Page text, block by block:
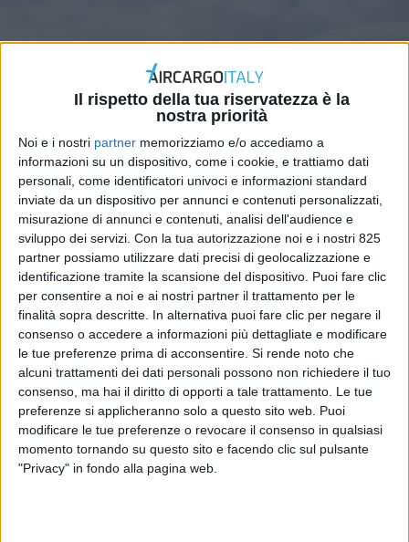
Il rispetto della tua riservatezza è la
nostra priorità
Noi e i nostri partner memorizziamo e/o accediamo a
informazioni su un dispositivo, come i cookie, e trattiamo dati
personali, come identificatori univoci e informazioni standard
inviate da un dispositivo per annunci e contenuti personalizzati,
misurazione di annunci e contenuti, analisi dell'audience e
sviluppo dei servizi. Con la tua autorizzazione noi e i nostri 825
partner possiamo utilizzare dati precisi di geolocalizzazione e
identificazione tramite la scansione del dispositivo. Puoi fare clic
per consentire a noi e ai nostri partner il trattamento per le
finalità sopra descritte. In alternativa puoi fare clic per negare il
consenso o accedere a informazioni più dettagliate e modificare
le tue preferenze prima di acconsentire. Si rende noto che
alcuni trattamenti dei dati personali possono non richiedere il tuo
consenso, ma hai il diritto di opporti a tale trattamento. Le tue
preferenze si applicheranno solo a questo sito web. Puoi
modificare le tue preferenze o revocare il consenso in qualsiasi
momento tornando su questo sito e facendo clic sul pulsante
"Privacy" in fondo alla pagina web.
Più Nord America e Giappone
nei piani invernali di Swiss
WorldCargo
ESTERO 30 OTTOBRE 2019